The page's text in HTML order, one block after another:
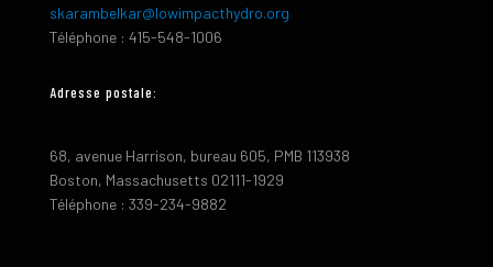
skarambelkar@lowimpacthydro.org
Téléphone : 415-548-1006
Adresse postale:
68, avenue Harrison, bureau 605, PMB 113938
Boston, Massachusetts 02111-1929
Téléphone : 339-234-9882